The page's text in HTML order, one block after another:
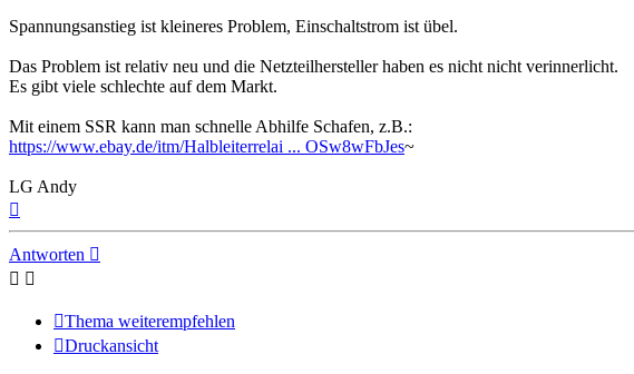
Spannungsanstieg ist kleineres Problem, Einschaltstrom ist übel.
Das Problem ist relativ neu und die Netzteilhersteller haben es nicht nicht verinnerlicht.
Es gibt viele schlechte auf dem Markt.
Mit einem SSR kann man schnelle Abhilfe Schafen, z.B.:
https://www.ebay.de/itm/Halbleiterrelai ... OSw8wFbJes~
LG Andy
Antworten
Thema weiterempfehlen
Druckansicht